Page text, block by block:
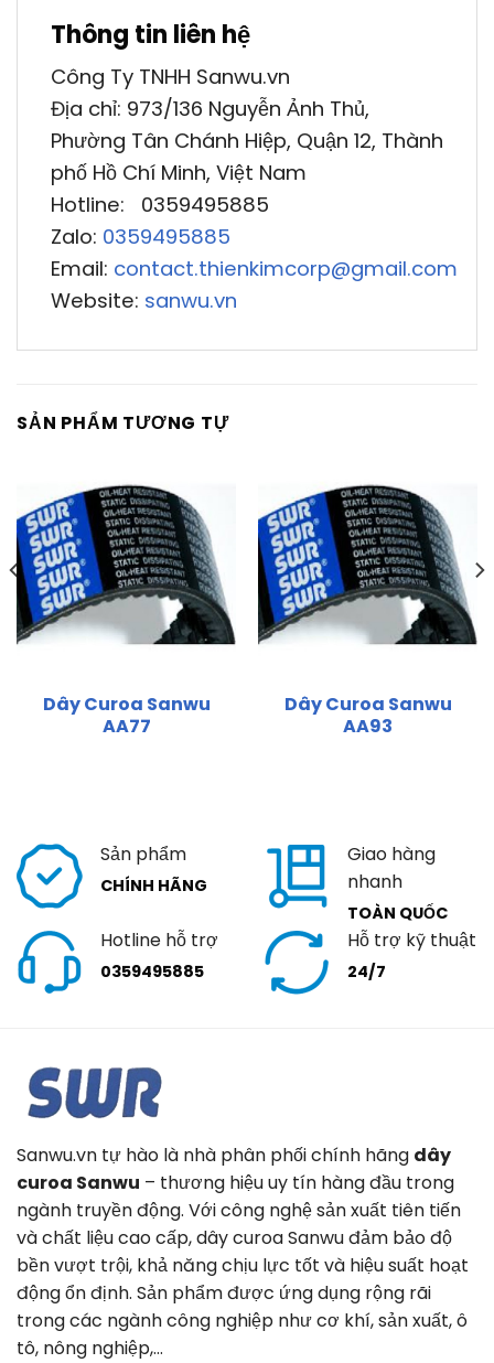
Thông tin liên hệ
Công Ty TNHH Sanwu.vn
Địa chỉ: 973/136 Nguyễn Ảnh Thủ,
Phường Tân Chánh Hiệp, Quận 12, Thành
phố Hồ Chí Minh, Việt Nam
Hotline: 0359495885
Zalo: 0359495885
Email: contact.thienkimcorp@gmail.com
Website: sanwu.vn
SẢN PHẨM TƯƠNG TỰ
Dây Curoa Sanwu
AA77
Dây Curoa Sanwu
AA93
Sản phẩm
CHÍNH HÃNG
Giao hàng
nhanh
TOÀN QUỐC
Hotline hỗ trợ
0359495885
Hỗ trợ kỹ thuật
24/7
Sanwu.vn tự hào là nhà phân phối chính hãng dây
curoa Sanwu – thương hiệu uy tín hàng đầu trong
ngành truyền động. Với công nghệ sản xuất tiên tiến
và chất liệu cao cấp, dây curoa Sanwu đảm bảo độ
bền vượt trội, khả năng chịu lực tốt và hiệu suất hoạt
động ổn định. Sản phẩm được ứng dụng rộng rãi
trong các ngành công nghiệp như cơ khí, sản xuất, ô
tô, nông nghiệp,…